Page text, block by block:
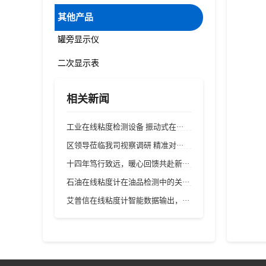
其他产品
罐旁显示仪
二次显示表
相关新闻
工业在线粘度检测设备 振动式在···
区领导莅临我司视察调研 精准对···
十四年笃行致远，暖心回馈共赴新···
石油在线粘度计在油品检测中的关···
艾普信在线粘度计智能数据输出，···